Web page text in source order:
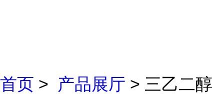
首页 > 产品展厅 > 三乙二醇